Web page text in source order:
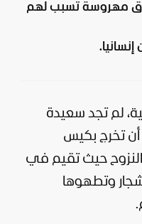
مهروسة تسبب لهم
إنسانيا.
لم تجد سعيدة
سوى أن تخرج بكيس
حيث تقيم في
وتطهوها